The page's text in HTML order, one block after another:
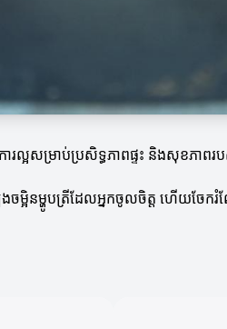
ារល្អសម្រាប់ប្រសិទ្ធភាពផ្ទះ និងសុខភាពរ
ម្អិនម្ហូបត្រីដែលអ្នកចូលចិត្ត ហើយចែករំ